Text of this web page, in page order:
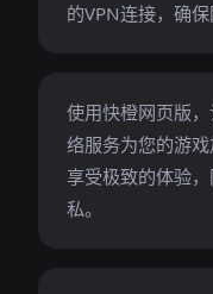
的VPN连接，确
使用快橙网页版
络服务为您的游
享受极致的体验
私。